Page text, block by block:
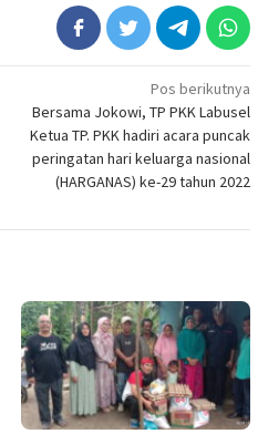
Pos berikutnya
Bersama Jokowi, TP PKK Labusel
Ketua TP. PKK hadiri acara puncak
peringatan hari keluarga nasional
(HARGANAS) ke-29 tahun 2022